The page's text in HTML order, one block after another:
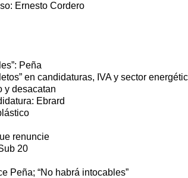
Ernesto Cordero
Peña
en candidaturas, IVA y sector
y desacatan
Ebrard
renuncie
20
Peña; “No habrá intocables”